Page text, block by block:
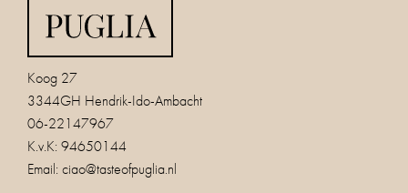
Koog 27
3344GH Hendrik-Ido-Ambacht
06-22147967
K.v.K: 94650144
Email: ciao@tasteofpuglia.nl